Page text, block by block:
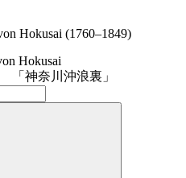
Hokusai
神奈川沖浪裏」